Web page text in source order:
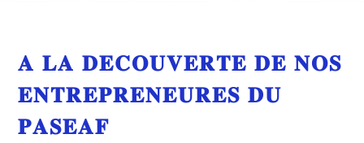
𝐀 𝐋𝐀 𝐃𝐄𝐂𝐎𝐔𝐕𝐄𝐑𝐓𝐄 𝐃𝐄 𝐍𝐎𝐒
𝐄𝐍𝐓𝐑𝐄𝐏𝐑𝐄𝐍𝐄𝐔𝐑𝐄𝐒 𝐃𝐔
𝐏𝐀𝐒𝐄𝐀𝐅